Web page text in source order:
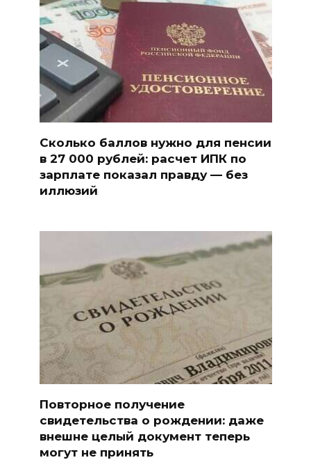
Сколько баллов нужно для пенсии
в 27 000 рублей: расчет ИПК по
зарплате показал правду — без
иллюзий
Повторное получение
свидетельства о рождении: даже
внешне целый документ теперь
могут не принять